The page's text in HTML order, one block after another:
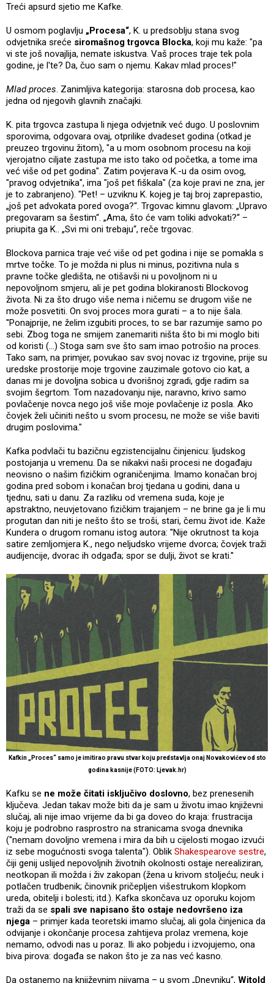
Treći apsurd sjetio me Kafke.
U osmom poglavlju „Procesa“, K. u predsoblju stana svog
odvjetnika sreće siromašnog trgovca Blocka, koji mu kaže: "pa
vi ste još novajlija, nemate iskustva. Vaš proces traje tek pola
godine, je l'te? Da, čuo sam o njemu. Kakav mlad proces!"
Mlad proces. Zanimljiva kategorija: starosna dob procesa, kao
jedna od njegovih glavnih značajki.
K. pita trgovca zastupa li njega odvjetnik već dugo. U poslovnim
sporovima, odgovara ovaj, otprilike dvadeset godina (otkad je
preuzeo trgovinu žitom), "a u mom osobnom procesu na koji
vjerojatno ciljate zastupa me isto tako od početka, a tome ima
već više od pet godina". Zatim povjerava K.-u da osim ovog,
"pravog odvjetnika", ima "još pet fiškala" (za koje pravi ne zna, jer
je to zabranjeno). "Pet! – uzviknu K. kojeg je taj broj zaprepastio,
„još pet advokata pored ovoga?“. Trgovac kimnu glavom: „Upravo
pregovaram sa šestim“. „Ama, što će vam toliki advokati?“ –
priupita ga K.. „Svi mi oni trebaju“, reče trgovac.
Blockova parnica traje već više od pet godina i nije se pomakla s
mrtve točke. To je možda ni plus ni minus, pozitivna nula s
pravne točke gledišta, ne otišavši ni u povoljnom ni u
nepovoljnom smjeru, ali je pet godina blokiranosti Blockovog
života. Ni za što drugo više nema i ničemu se drugom više ne
može posvetiti. On svoj proces mora gurati – a to nije šala.
''Ponajprije, ne želim izgubiti proces, to se bar razumije samo po
sebi. Zbog toga ne smijem zanemariti ništa što bi mi moglo biti
od koristi (...) Stoga sam sve što sam imao potrošio na proces.
Tako sam, na primjer, povukao sav svoj novac iz trgovine, prije su
uredske prostorije moje trgovine zauzimale gotovo cio kat, a
danas mi je dovoljna sobica u dvorišnoj zgradi, gdje radim sa
svojim šegrtom. Tom nazadovanju nije, naravno, krivo samo
povlačenje novca nego još više moje povlačenje iz posla. Ako
čovjek želi učiniti nešto u svom procesu, ne može se više baviti
drugim poslovima."
Kafka podvlači tu bazičnu egzistencijalnu činjenicu: ljudskog
postojanja u vremenu. Da se nikakvi naši procesi ne događaju
neovisno o našim fizičkim ograničenjima. Imamo konačan broj
godina pred sobom i konačan broj tjedana u godini, dana u
tjednu, sati u danu. Za razliku od vremena suda, koje je
apstraktno, neuvjetovano fizičkim trajanjem – ne brine ga je li mu
progutan dan niti je nešto što se troši, stari, čemu život ide. Kaže
Kundera o drugom romanu istog autora: ''Nije okrutnost ta koja
satire zemljomjera K., nego neljudsko vrijeme dvorca; čovjek traži
audijencije, dvorac ih odgađa; spor se dulji, život se krati.''
Kafkin „Proces“ samo je imitirao pravu stvar koju predstavlja onaj Novakovićev od sto
godina kasnije (FOTO: Ljevak.hr)
Kafku se ne može čitati isključivo doslovno, bez prenesenih
ključeva. Jedan takav može biti da je sam u životu imao književni
slučaj, ali nije imao vrijeme da bi ga doveo do kraja: frustracija
koju je podrobno rasprostro na stranicama svoga dnevnika
(''nemam dovoljno vremena i mira da bih u cijelosti mogao izvući
iz sebe mogućnosti svoga talenta"). Oblik Shakespearove sestre,
čiji genij uslijed nepovoljnih životnih okolnosti ostaje nerealiziran,
neotkopan ili možda i živ zakopan (žena u krivom stoljeću; neuk i
potlačen trudbenik; činovnik pričepljen višestrukom klopkom
ureda, obitelji i bolesti; itd.). Kafka skončava uz oporuku kojom
traži da se spali sve napisano što ostaje nedovršeno iza
njega – primjer kada teoretski imamo slučaj, ali gola činjenica da
odvijanje i okončanje procesa zahtijeva prolaz vremena, koje
nemamo, odvodi nas u poraz. Ili ako pobjedu i izvojujemo, ona
biva pirova: događa se nakon što je za nas već kasno.
Da ostanemo na književnim njivama – u svom „Dnevniku“, Witold